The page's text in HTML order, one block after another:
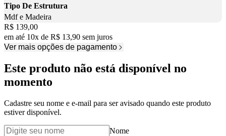
Tipo De Estrutura
Mdf e Madeira
Price:
R$ 139,00
em até 10x de R$ 13,90 sem juros
Ver mais opções de pagamento
Este produto não está disponível no
momento
Cadastre seu nome e e-mail para ser avisado quando este produto
estiver disponível.
Nome